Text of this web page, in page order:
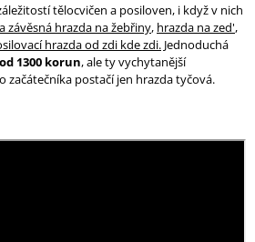
tělocvičen a posiloven, i když v nich
závěsná hrazda na žebřiny, hrazda na zed',
hrazda od zdi kde zdi. Jednoduchá
od 1300 korun, ale ty vychytanější
začátečníka postačí jen hrazda tyčová.